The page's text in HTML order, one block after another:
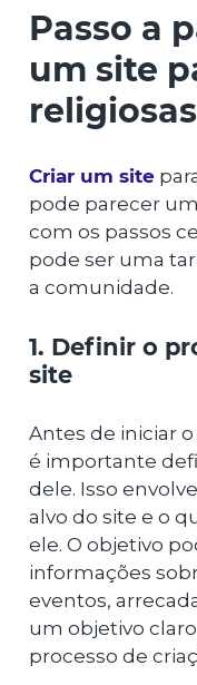
Passo a
um site
religiosas
Criar um site
pode parecer
com os passos
pode ser uma
a comunidade.
1. Definir o
site
Antes de iniciar
é importante
dele. Isso
alvo do site e o
ele. O objetivo
informações
eventos,
um objetivo
processo de